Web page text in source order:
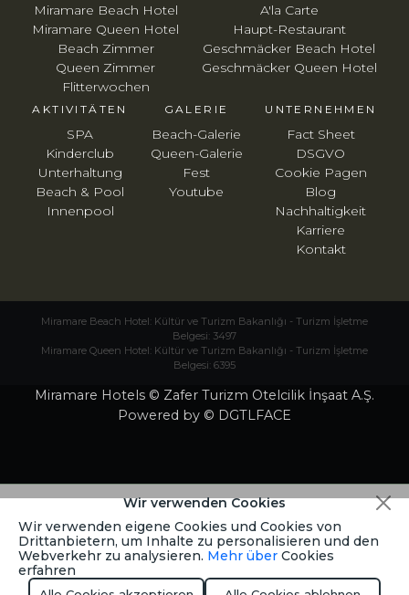
Miramare Beach Hotel
Miramare Queen Hotel
Beach Zimmer
Queen Zimmer
Flitterwochen
A'la Carte
Haupt-Restaurant
Geschmäcker Beach Hotel
Geschmäcker Queen Hotel
AKTIVITÄTEN
SPA
Kinderclub
Unterhaltung
Beach & Pool
Innenpool
UNTERNEHMEN
Fact Sheet
DSGVO
Cookie Pagen
Blog
Nachhaltigkeit
Karriere
Kontakt
GALERIE
Beach-Galerie
Queen-Galerie
Fest
Youtube
Miramare Beach Hotel: Kültür ve Turizm Bakanlığı - Turizm İşletme
Belgesi: 3497
Miramare Queen Hotel: Kültür ve Turizm Bakanlığı - Turizm İşletme
Belgesi: 6395
Miramare Hotels © Zafer Turizm Otelcilik İnşaat A.Ş.
Powered by © DGTLFACE
Wir verwenden Cookies
Wir verwenden eigene Cookies und Cookies von
Drittanbietern, um Inhalte zu personalisieren und den
Webverkehr zu analysieren. Mehr über Cookies
erfahren